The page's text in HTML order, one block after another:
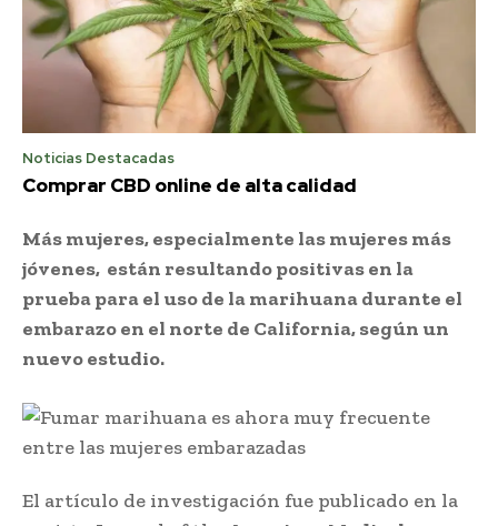
Noticias Destacadas
Comprar CBD online de alta calidad
Más mujeres, especialmente las mujeres más
jóvenes, están resultando positivas en la
prueba para el uso de la marihuana durante el
embarazo en el norte de California, según un
nuevo estudio.
El artículo de investigación fue publicado en la